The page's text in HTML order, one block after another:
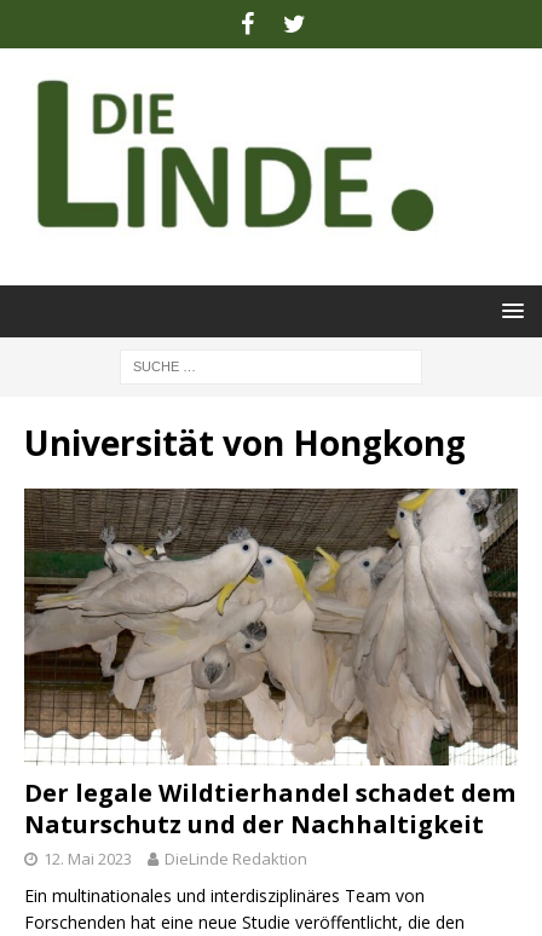
Universität von Hongkong
Der legale Wildtierhandel schadet dem
Naturschutz und der Nachhaltigkeit
12. Mai 2023 DieLinde Redaktion
Ein multinationales und interdisziplinäres Team von
Forschenden hat eine neue Studie veröffentlicht, die den